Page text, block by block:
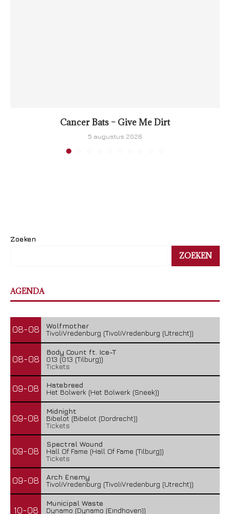
Cancer Bats – Give Me Dirt
5 augustus 2026
Zoeken
ZOEKEN
AGENDA
08-08
Wolfmother
TivoliVredenburg (TivoliVredenburg (Utrecht))
08-08
Body Count ft. Ice-T
013 (013 (Tilburg))
Tickets
09-08
Hatebreed
Het Bolwerk (Het Bolwerk (Sneek))
09-08
Midnight
Bibelot (Bibelot (Dordrecht))
Tickets
09-08
Spectral Wound
Hall Of Fame (Hall Of Fame (Tilburg))
Tickets
09-08
Arch Enemy
TivoliVredenburg (TivoliVredenburg (Utrecht))
10-08
Municipal Waste
Dynamo (Dynamo (Eindhoven))